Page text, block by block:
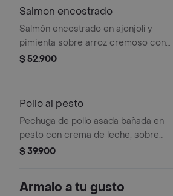
tomate cherry en salsa ranch junto
Salmon encostrado
Salmón encostrado en ajonjolí y
pimienta sobre arroz cremoso con
trozos de champiñones y queso
$ 52.900
Pollo al pesto
Pechuga de pollo asada bañada en
pesto con crema de leche, sobre
cama de papa rustica y tomate
$ 39.900
Armalo a tu gusto